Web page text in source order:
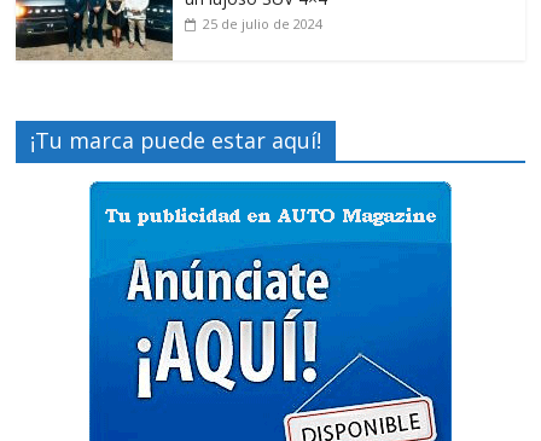
25 de julio de 2024
¡Tu marca puede estar aquí!